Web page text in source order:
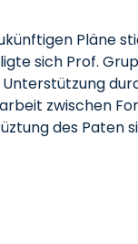
Pläne
sich Prof.
zwischen
des Paten